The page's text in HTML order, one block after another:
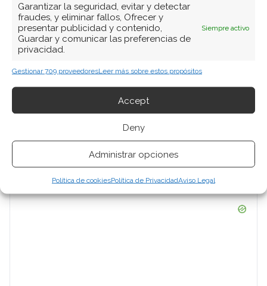
Garantizar la seguridad, evitar y detectar
fraudes, y eliminar fallos, Ofrecer y
presentar publicidad y contenido,
Guardar y comunicar las preferencias de
privacidad.
Siempre activo
Gestionar 709 proveedoresLeer más sobre estos propósitos
Accept
Deny
Administrar opciones
Política de cookiesPolítica de PrivacidadAviso Legal